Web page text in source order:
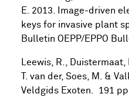
E. 2013. Image-driven
keys for invasive plant
Bulletin OEPP/EPPO
Leewis, R.,
T. van der, Soes, M. &
Veldgids Exoten. 191